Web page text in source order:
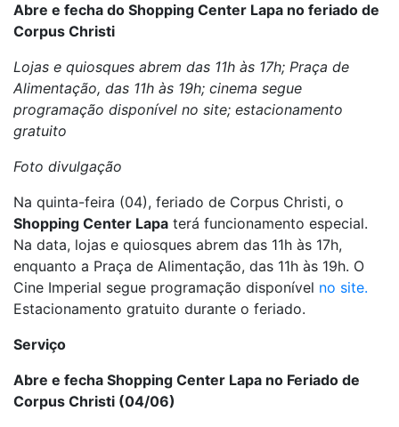
Abre e fecha do Shopping Center Lapa no feriado de
Corpus Christi
Lojas e quiosques abrem das 11h às 17h; Praça de
Alimentação, das 11h às 19h; cinema segue
programação disponível no site; estacionamento
gratuito
Foto divulgação
Na quinta-feira (04), feriado de Corpus Christi, o
Shopping Center Lapa terá funcionamento especial.
Na data, lojas e quiosques abrem das 11h às 17h,
enquanto a Praça de Alimentação, das 11h às 19h. O
Cine Imperial segue programação disponível no site.
Estacionamento gratuito durante o feriado.
Serviço
Abre e fecha Shopping Center Lapa no Feriado de
Corpus Christi (04/06)